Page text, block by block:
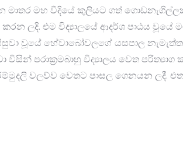
මාතර මහ වීදියේ කුලියට ගත්
ලදි. එම විද්‍යාලයේ ආදර්ශ පාඨය
සිසුවා වූයේ හේවාබෝවලගේ යසපාල
විසින් පරාක්‍රමබාහු විද්‍යාලය වෙත
වලව්ව වෙතට​ පාසල ගෙනයන ලදී.